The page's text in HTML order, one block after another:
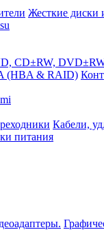
Жесткие диски
Кабели,
питания